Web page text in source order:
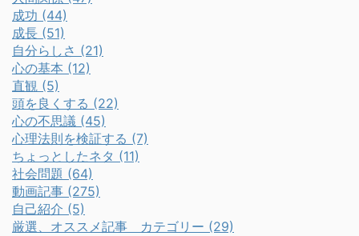
成功 (44)
成長 (51)
自分らしさ (21)
心の基本 (12)
直観 (5)
頭を良くする (22)
心の不思議 (45)
心理法則を検証する (7)
ちょっとしたネタ (11)
社会問題 (64)
動画記事 (275)
自己紹介 (5)
厳選、オススメ記事 カテゴリー (29)